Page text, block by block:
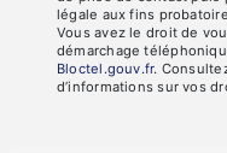
légale aux fins
Vous avez le droit de
démarchage
Bloctel.gouv.fr.
d’informations sur vos